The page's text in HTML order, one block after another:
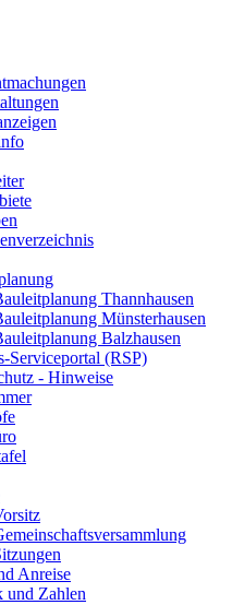
Thannhausen
Münsterhausen
Balzhausen
Serviceportal (RSP)
- Hinweise
Anreise
und Zahlen